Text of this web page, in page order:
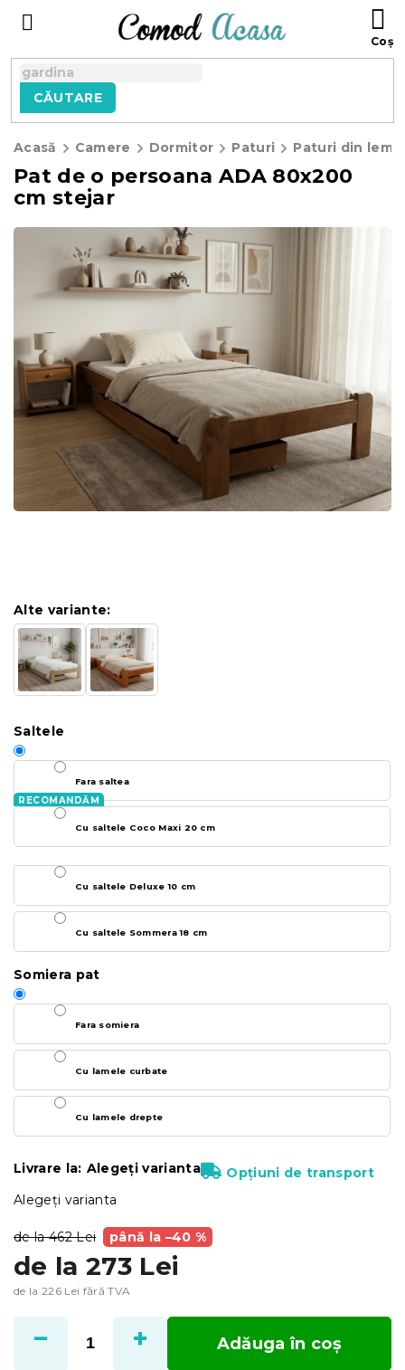
CĂUTARE
Acasă Camere Dormitor Paturi Paturi din lemn
Pat de o persoana ADA 80x200
cm stejar
de la 462 Lei până la –40 %
de la 273 Lei
de la226 Lei fără TVA
preţ:
Alegeţi varianta
Alte variante:
Saltele
Fara saltea
Cu saltele Coco Maxi 20 cm
Cu saltele Deluxe 10 cm
Cu saltele Sommera 18 cm
Somiera pat
Fara somiera
Cu lamele curbate
Cu lamele drepte
Livrare la: Alegeţi varianta Opțiuni de transport
Adăuga în coş